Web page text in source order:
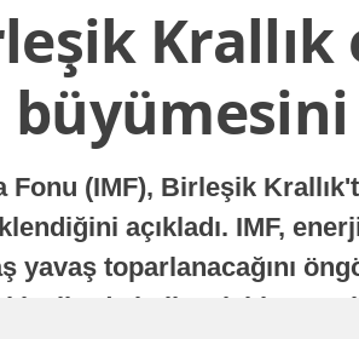
Fonu (IMF), Birleşik
açıkladı. IMF,
yavaş toparlanacağını
yıllarda istikrarlı bir